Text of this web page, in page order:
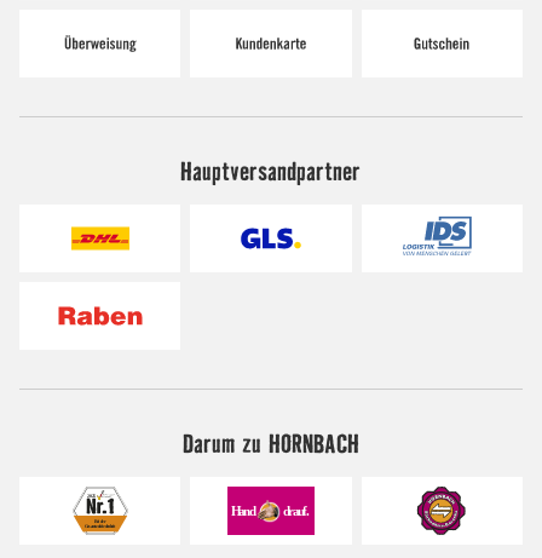
Hauptversandpartner
Darum zu HORNBACH